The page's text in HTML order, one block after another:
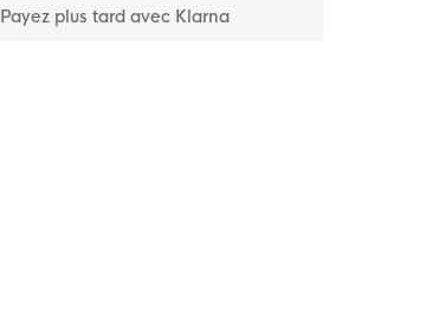
Payez plus tard avec Klarna